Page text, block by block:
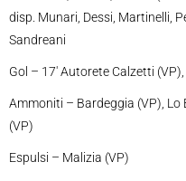
disp. Munari, Dessi, Martinelli,
Sandreani
Gol – 17′ Autorete Calzetti
Ammoniti – Bardeggia (VP), Lo
(VP)
Espulsi – Malizia (VP)